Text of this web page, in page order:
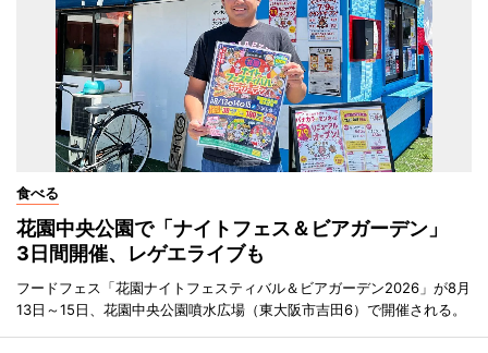
食べる
花園中央公園で「ナイトフェス＆ビアガーデン」
3日間開催、レゲエライブも
フードフェス「花園ナイトフェスティバル＆ビアガーデン2026」が8月
13日～15日、花園中央公園噴水広場（東大阪市吉田6）で開催される。